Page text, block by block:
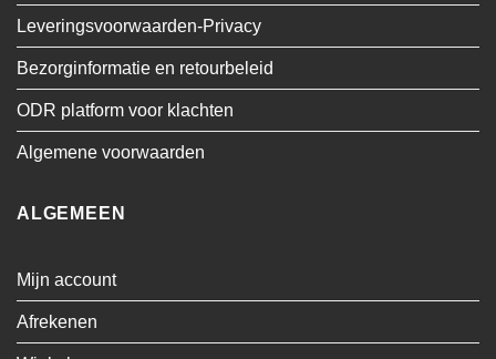
Leveringsvoorwaarden-Privacy
Bezorginformatie en retourbeleid
ODR platform voor klachten
Algemene voorwaarden
ALGEMEEN
Mijn account
Afrekenen